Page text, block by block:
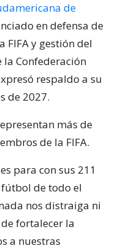
de
en defensa de
FIFA y gestión del
Confederación
respaldo a su
de 2027.
más de
de la FIFA.
para con sus 211
de todo el
nos distraiga ni
fortalecer la
a nuestras